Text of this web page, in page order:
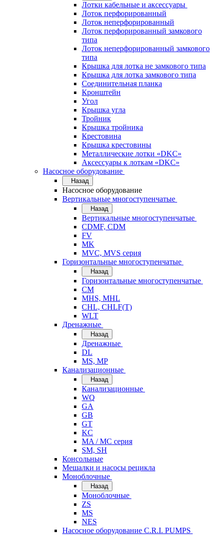
Лотки кабельные и аксессуары
Лоток перфорированный
Лоток неперфорированный
Лоток перфорированный замкового
типа
Лоток неперфорированный замкового
типа
Крышка для лотка не замкового типа
Крышка для лотка замкового типа
Соединительная планка
Кронштейн
Угол
Крышка угла
Тройник
Крышка тройника
Крестовина
Крышка крестовины
Металлические лотки «DKC»
Аксессуары к лоткам «DKC»
Насосное оборудование
Назад
Насосное оборудование
Вертикальные многоступенчатые
Назад
Вертикальные многоступенчатые
CDMF, CDM
FV
MK
MVC, MVS серия
Горизонтальные многоступенчатые
Назад
Горизонтальные многоступенчатые
CM
MHS, MHL
CHL, CHLF(T)
WLT
Дренажные
Назад
Дренажные
DL
MS, MP
Канализационные
Назад
Канализационные
WQ
GA
GB
GT
KC
MA / MC серия
SM, SH
Консольные
Мешалки и насосы рецикла
Моноблочные
Назад
Моноблочные
ZS
MS
NES
Насосное оборудование C.R.I. PUMPS